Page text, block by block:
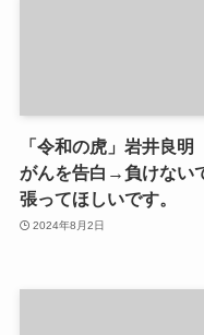
「令和の虎」岩井良
がんを告白→負けない
張ってほしいです。
2024年8月2日